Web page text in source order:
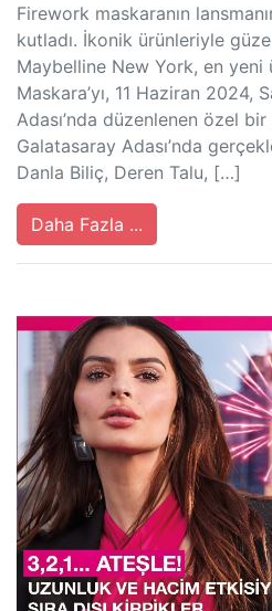
Firework maskaranın
kutladı. İkonik ürünleriyle
Maybelline New York, en yeni
Maskara’yı, 11 Haziran 2024,
Adası’nda düzenlenen özel
Galatasaray Adası’nda
Danla Biliç, Deren Talu, […]
Daha Fazla ...